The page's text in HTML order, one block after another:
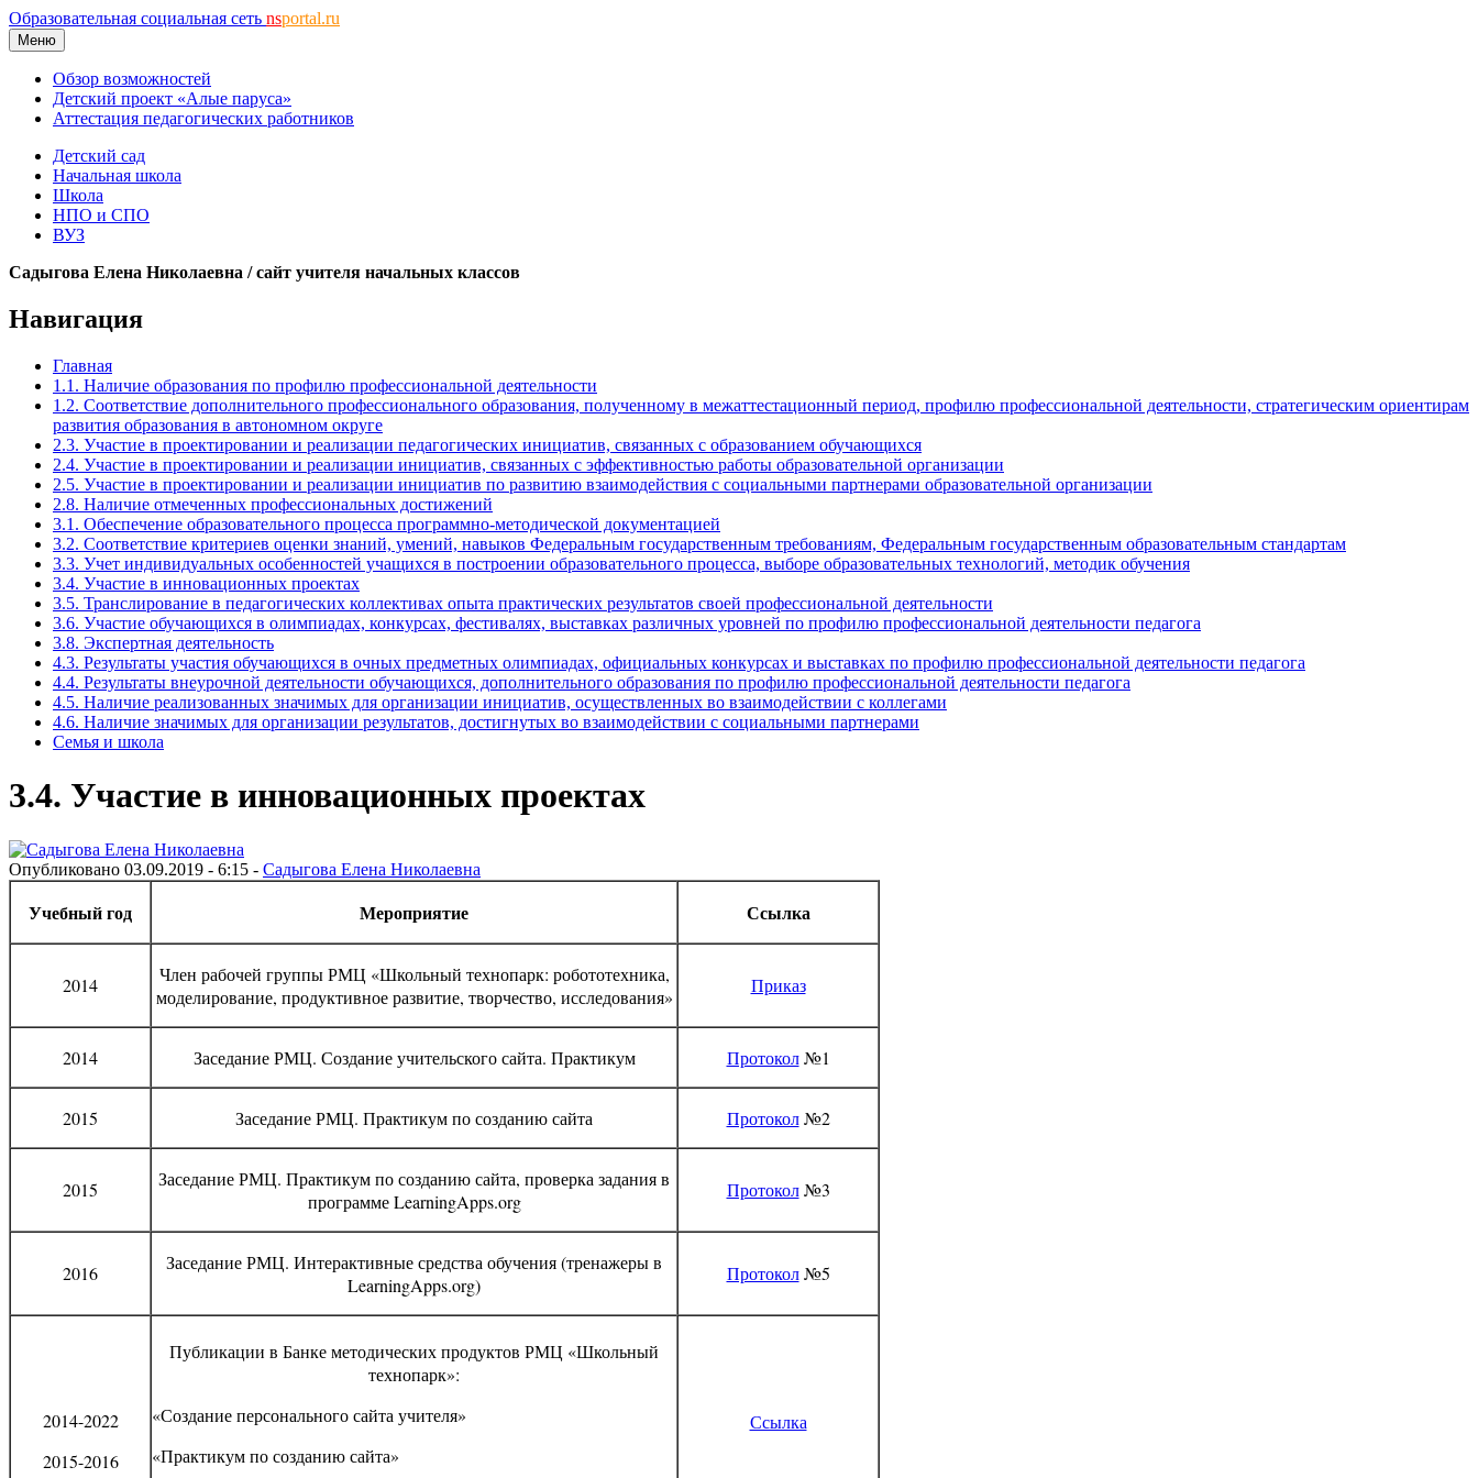
Образовательная социальная сеть nsportal.ru
Меню
Обзор возможностей
Детский проект «Алые паруса»
Аттестация педагогических работников
Детский сад
Начальная школа
Школа
НПО и СПО
ВУЗ
Садыгова Елена Николаевна / сайт учителя начальных классов
Навигация
Главная
1.1. Наличие образования по профилю профессиональной деятельности
1.2. Соответствие дополнительного профессионального образования, полученному в межаттестационный период, профилю профессиональной деятельности, стратегическим ориентирам
развития образования в автономном округе
2.3. Участие в проектировании и реализации педагогических инициатив, связанных с образованием обучающихся
2.4. Участие в проектировании и реализации инициатив, связанных с эффективностью работы образовательной организации
2.5. Участие в проектировании и реализации инициатив по развитию взаимодействия с социальными партнерами образовательной организации
2.8. Наличие отмеченных профессиональных достижений
3.1. Обеспечение образовательного процесса программно-методической документацией
3.2. Соответствие критериев оценки знаний, умений, навыков Федеральным государственным требованиям, Федеральным государственным образовательным стандартам
3.3. Учет индивидуальных особенностей учащихся в построении образовательного процесса, выборе образовательных технологий, методик обучения
3.4. Участие в инновационных проектах
3.5. Транслирование в педагогических коллективах опыта практических результатов своей профессиональной деятельности
3.6. Участие обучающихся в олимпиадах, конкурсах, фестивалях, выставках различных уровней по профилю профессиональной деятельности педагога
3.8. Экспертная деятельность
4.3. Результаты участия обучающихся в очных предметных олимпиадах, официальных конкурсах и выставках по профилю профессиональной деятельности педагога
4.4. Результаты внеурочной деятельности обучающихся, дополнительного образования по профилю профессиональной деятельности педагога
4.5. Наличие реализованных значимых для организации инициатив, осуществленных во взаимодействии с коллегами
4.6. Наличие значимых для организации результатов, достигнутых во взаимодействии с социальными партнерами
Семья и школа
3.4. Участие в инновационных проектах
Опубликовано 03.09.2019 - 6:15 - Садыгова Елена Николаевна
Учебный год Мероприятие Ссылка
2014
Член рабочей группы РМЦ «Школьный технопарк: робототехника,
моделирование, продуктивное развитие, творчество, исследования»
Приказ
2014 Заседание РМЦ. Создание учительского сайта. Практикум Протокол№1
2015 Заседание РМЦ. Практикум по созданию сайта Протокол№2
2015
Заседание РМЦ. Практикум по созданию сайта, проверка задания в
программе LearningApps.org
Протокол№3
2016
Заседание РМЦ. Интерактивные средства обучения (тренажеры в
LearningApps.org)
Протокол№5
2014-2022
2015-2016
Публикации в Банке методических продуктов РМЦ «Школьный
технопарк»:
«Создание персонального сайта учителя»
«Практикум по созданию сайта»
Ссылка